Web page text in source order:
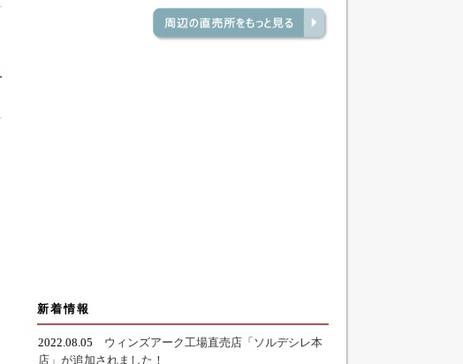
新着情報
2022.08.05 ウィンズアーク工場直売店「ソルデシレ本
店」が追加されました！